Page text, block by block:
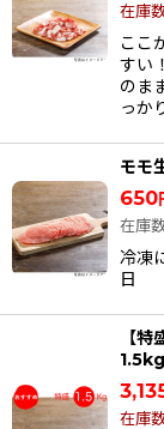
在庫
ここ
すい
のま
っか
モモ
650
在庫
冷凍
日
【
在庫